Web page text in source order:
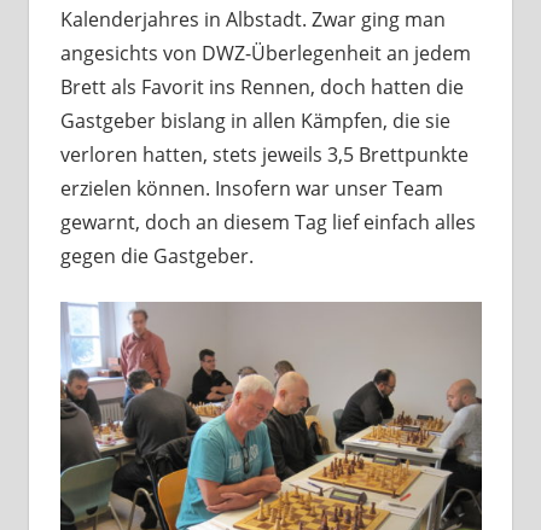
Kalenderjahres in Albstadt. Zwar ging man
angesichts von DWZ-Überlegenheit an jedem
Brett als Favorit ins Rennen, doch hatten die
Gastgeber bislang in allen Kämpfen, die sie
verloren hatten, stets jeweils 3,5 Brettpunkte
erzielen können. Insofern war unser Team
gewarnt, doch an diesem Tag lief einfach alles
gegen die Gastgeber.